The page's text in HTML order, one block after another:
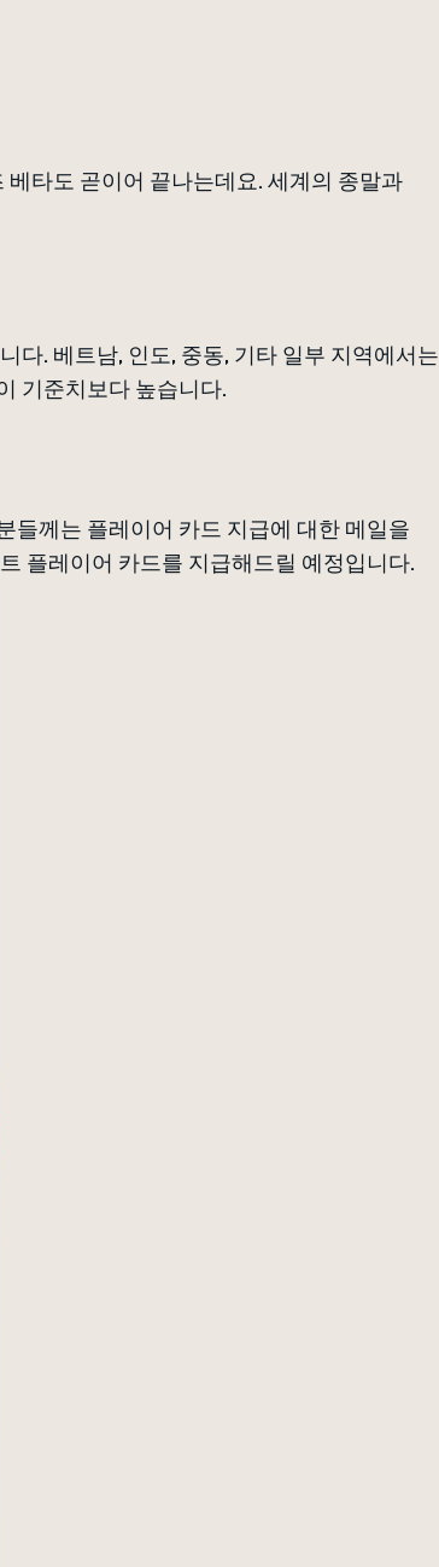
타도 곧이어 끝나는데요. 세계의 종말과
다. 베트남, 인도, 중동, 기타 일부 지역에서는
기준치보다 높습니다.
들께는 플레이어 카드 지급에 대한 메일을
플레이어 카드를 지급해드릴 예정입니다.